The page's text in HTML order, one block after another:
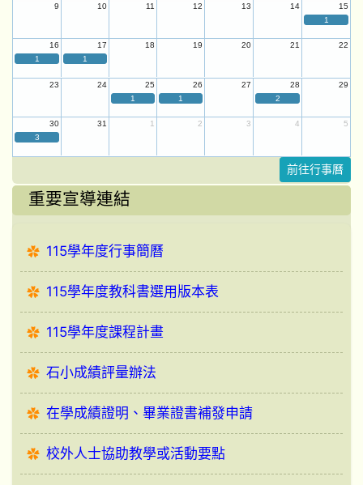
9 10 11 12 13 14
15
1
16 17 18 19 20 21
22
1
1
23 24 25 26 27 28
29
1
1 2
30 31 1 2 3 4
5
3
前往行事曆
重要宣導連結
115學年度行事簡曆
115學年度教科書選用版本表
115學年度課程計畫
石小成績評量辦法
在學成績證明、畢業證書補發申請
校外人士協助教學或活動要點